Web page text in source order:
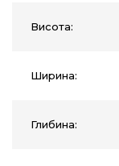
Висота:
Ширина:
Глибина: